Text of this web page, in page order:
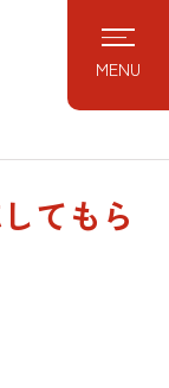
MENU
てもら